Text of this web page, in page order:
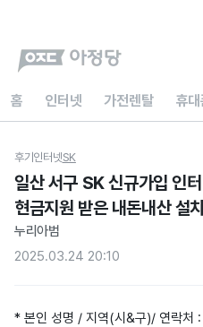
홈 인터넷 가전렌탈 휴대
후기 인터넷SK
일산 서구 SK 신규가입 인
현금지원 받은 내돈내산 설
누리아범
2025.03.24 20:10
* 본인 성명 / 지역(시&구)/ 연락